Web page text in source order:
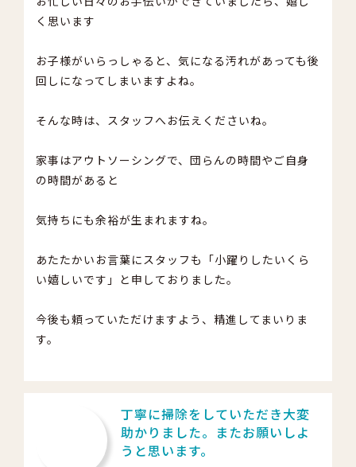
く思います
お子様がいらっしゃると、気になる汚れがあっても後
回しになってしまいますよね。
そんな時は、スタッフへお伝えくださいね。
家事はアウトソーシングで、団らんの時間やご自身
の時間があると
気持ちにも余裕が生まれますね。
あたたかいお言葉にスタッフも「小躍りしたいくら
い嬉しいです」と申しておりました。
今後も頼っていただけますよう、精進してまいりま
す。
丁寧に掃除をしていただき大変
助かりました。またお願いしよ
うと思います。